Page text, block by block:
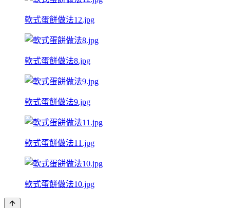
軟式蛋餅做法12.jpg
軟式蛋餅做法8.jpg
軟式蛋餅做法9.jpg
軟式蛋餅做法11.jpg
軟式蛋餅做法10.jpg